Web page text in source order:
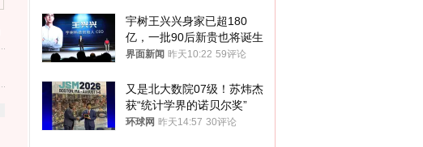
宇树王兴兴身家已超180
亿，一批90后新贵也将诞生
界面新闻 昨天10:22 59评论
又是北大数院07级！苏炜杰
获“统计学界的诺贝尔奖”
环球网 昨天14:57 30评论